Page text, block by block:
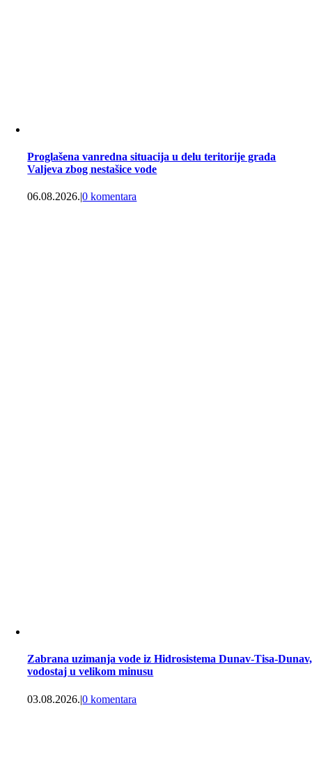
Proglašena vanredna situacija u delu teritorije grada
Valjeva zbog nestašice vode
06.08.2026.|0 komentara
Zabrana uzimanja vode iz Hidrosistema Dunav-Tisa-Dunav,
vodostaj u velikom minusu
03.08.2026.|0 komentara